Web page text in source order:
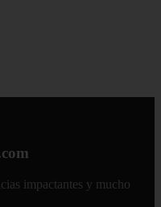
impactantes y mucho